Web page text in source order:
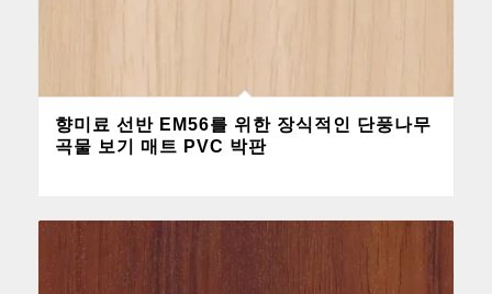
향미료 선반 EM56를 위한 장식적인 단풍나무
곡물 보기 매트 PVC 박판